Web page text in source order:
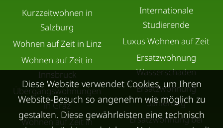
Kurzzeitwohnen in
Salzburg
Wohnen auf Zeit in Linz
Wohnen auf Zeit in
Innsbruck
Übergangswohnungen
in Graz
Wohnen auf Zeit in
Internationale
Studierende
Luxus Wohnen auf Zeit
Ersatzwohnung
Wasserschaden
Ersatzwohnung
Sanierung
Ersatzwohnung bei
Diese Website verwendet Cookies, um Ihren
Website-Besuch so angenehm wie möglich zu
gestalten. Diese gewährleisten eine technisch